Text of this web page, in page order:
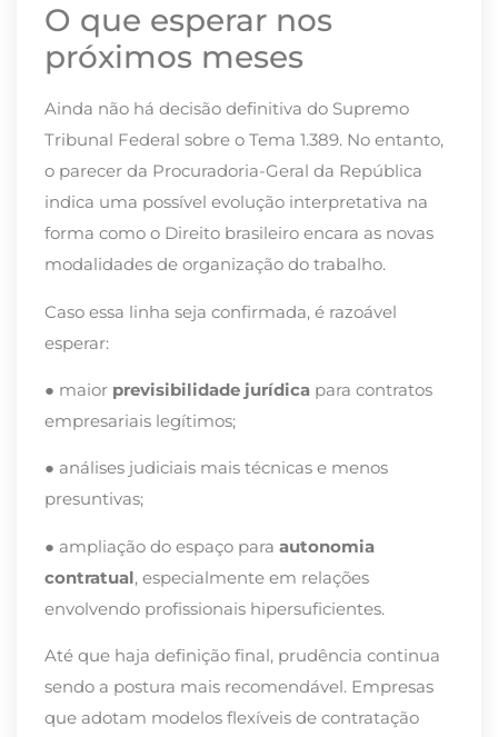
O que esperar nos
próximos meses
Ainda não há decisão definitiva do Supremo
Tribunal Federal sobre o Tema 1.389. No entanto,
o parecer da Procuradoria-Geral da República
indica uma possível evolução interpretativa na
forma como o Direito brasileiro encara as novas
modalidades de organização do trabalho.
Caso essa linha seja confirmada, é razoável
esperar:
● maior previsibilidade jurídica para contratos
empresariais legítimos;
● análises judiciais mais técnicas e menos
presuntivas;
● ampliação do espaço para autonomia
contratual, especialmente em relações
envolvendo profissionais hipersuficientes.
Até que haja definição final, prudência continua
sendo a postura mais recomendável. Empresas
que adotam modelos flexíveis de contratação